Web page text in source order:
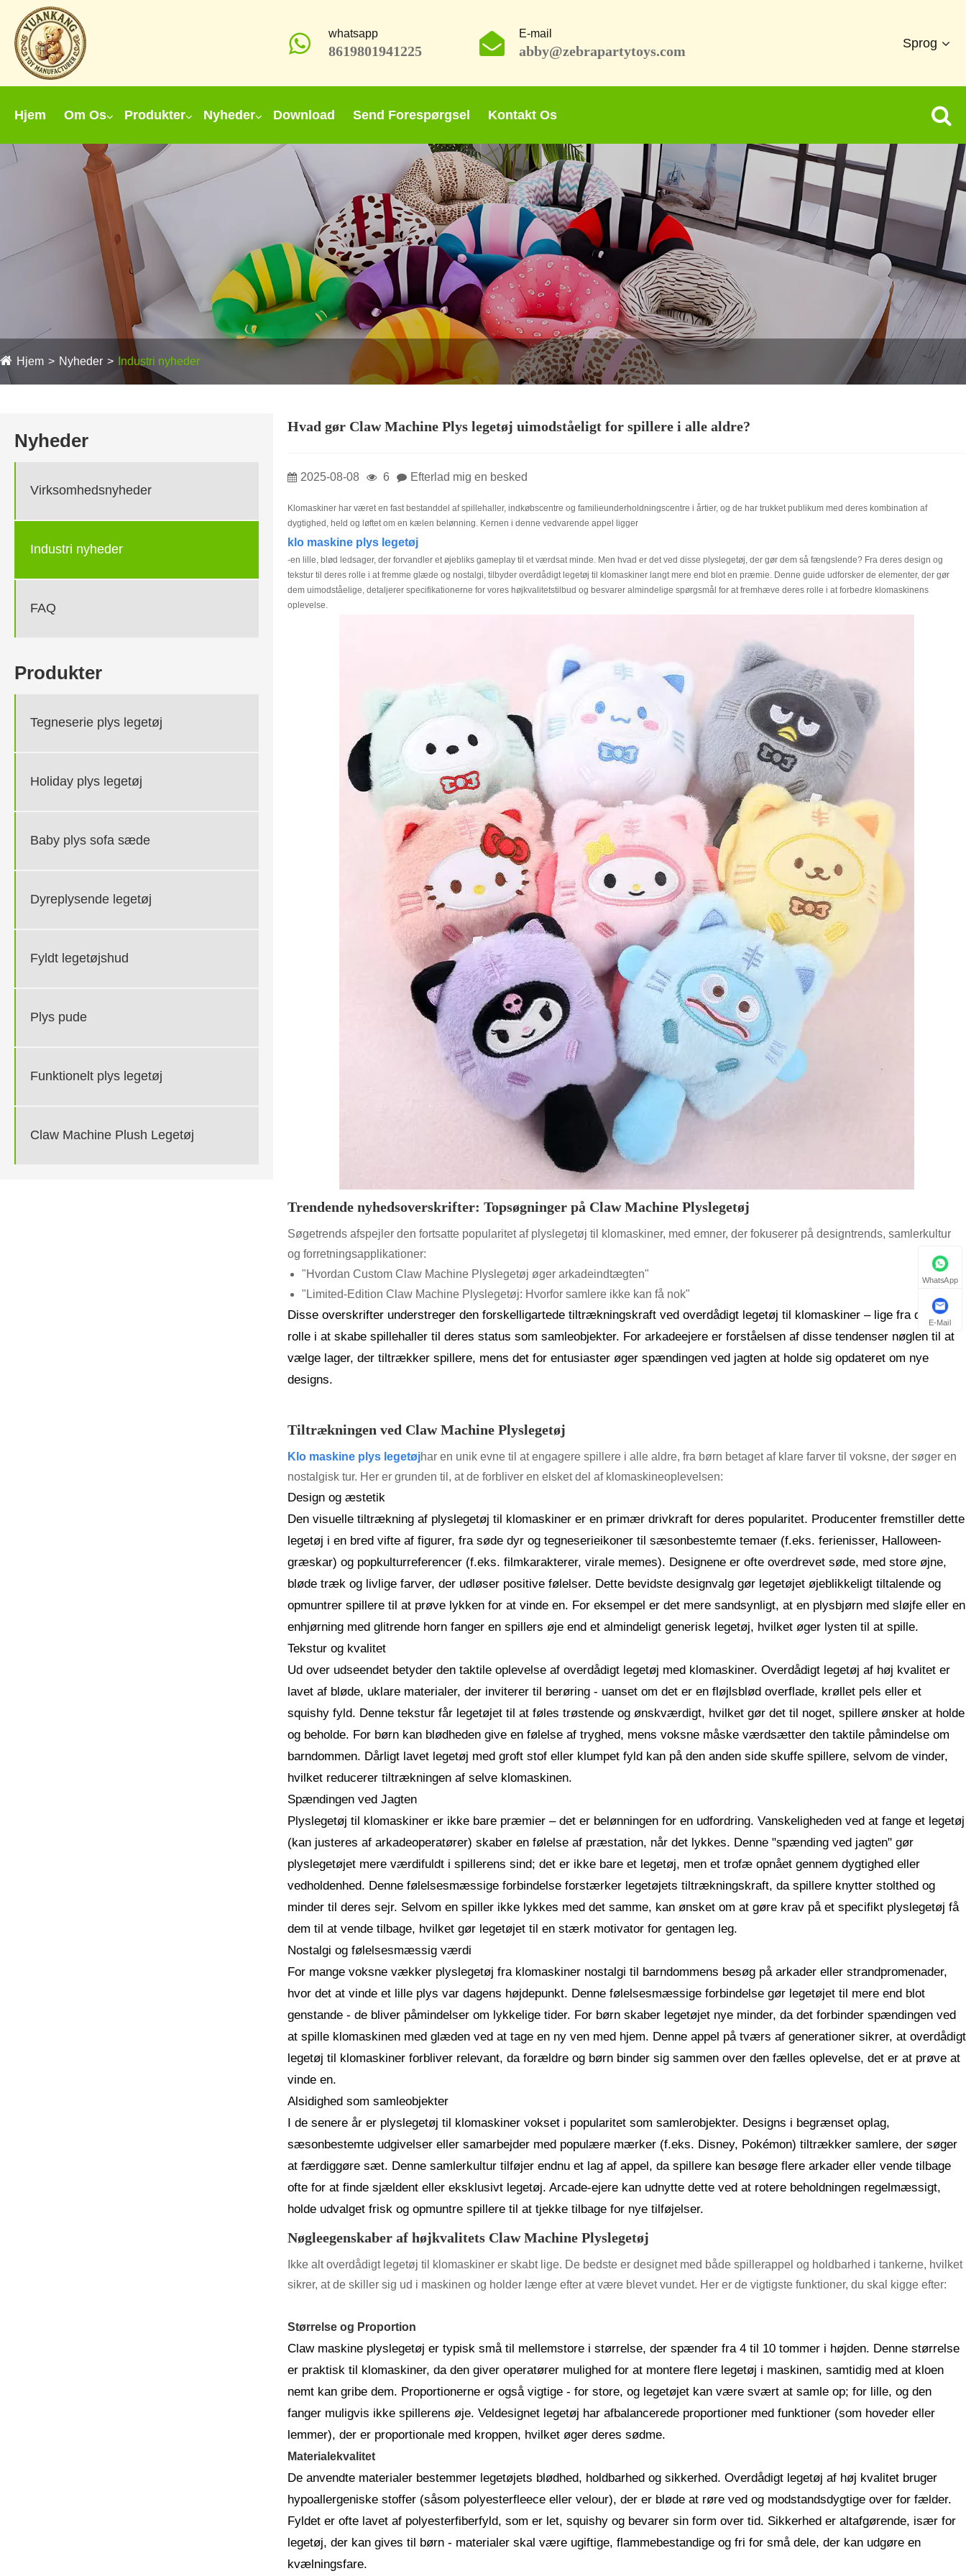
whatsapp
8619801941225
E-mail
abby@zebrapartytoys.com
Sprog
Hjem Om Os Produkter Nyheder Download Send Forespørgsel Kontakt Os
Hjem Nyheder Industri nyheder
Nyheder
Virksomhedsnyheder
Industri nyheder
FAQ
Produkter
Tegneserie plys legetøj
Holiday plys legetøj
Baby plys sofa sæde
Dyreplysende legetøj
Fyldt legetøjshud
Plys pude
Funktionelt plys legetøj
Claw Machine Plush Legetøj
Hvad gør Claw Machine Plys legetøj uimodståeligt for spillere i alle aldre?
2025-08-08 6 Efterlad mig en besked
Klomaskiner har været en fast bestanddel af spillehaller, indkøbscentre og familieunderholdningscentre i årtier, og de har trukket publikum med deres kombination af
dygtighed, held og løftet om en kælen belønning. Kernen i denne vedvarende appel ligger
klo maskine plys legetøj
-en lille, blød ledsager, der forvandler et øjebliks gameplay til et værdsat minde. Men hvad er det ved disse plyslegetøj, der gør dem så fængslende? Fra deres design og
tekstur til deres rolle i at fremme glæde og nostalgi, tilbyder overdådigt legetøj til klomaskiner langt mere end blot en præmie. Denne guide udforsker de elementer, der gør
dem uimodståelige, detaljerer specifikationerne for vores højkvalitetstilbud og besvarer almindelige spørgsmål for at fremhæve deres rolle i at forbedre klomaskinens
oplevelse.
Trendende nyhedsoverskrifter: Topsøgninger på Claw Machine Plyslegetøj
Søgetrends afspejler den fortsatte popularitet af plyslegetøj til klomaskiner, med emner, der fokuserer på designtrends, samlerkultur
og forretningsapplikationer:
"Hvordan Custom Claw Machine Plyslegetøj øger arkadeindtægten"
"Limited-Edition Claw Machine Plyslegetøj: Hvorfor samlere ikke kan få nok"
Disse overskrifter understreger den forskelligartede tiltrækningskraft ved overdådigt legetøj til klomaskiner – lige fra deres
rolle i at skabe spillehaller til deres status som samleobjekter. For arkadeejere er forståelsen af ​​disse tendenser nøglen til at
vælge lager, der tiltrækker spillere, mens det for entusiaster øger spændingen ved jagten at holde sig opdateret om nye
designs.
Tiltrækningen ved Claw Machine Plyslegetøj
Klo maskine plys legetøjhar en unik evne til at engagere spillere i alle aldre, fra børn betaget af klare farver til voksne, der søger en
nostalgisk tur. Her er grunden til, at de forbliver en elsket del af klomaskineoplevelsen:
Design og æstetik
Den visuelle tiltrækning af plyslegetøj til klomaskiner er en primær drivkraft for deres popularitet. Producenter fremstiller dette
legetøj i en bred vifte af figurer, fra søde dyr og tegneserieikoner til sæsonbestemte temaer (f.eks. ferienisser, Halloween-
græskar) og popkulturreferencer (f.eks. filmkarakterer, virale memes). Designene er ofte overdrevet søde, med store øjne,
bløde træk og livlige farver, der udløser positive følelser. Dette bevidste designvalg gør legetøjet øjeblikkeligt tiltalende og
opmuntrer spillere til at prøve lykken for at vinde en. For eksempel er det mere sandsynligt, at en plysbjørn med sløjfe eller en
enhjørning med glitrende horn fanger en spillers øje end et almindeligt generisk legetøj, hvilket øger lysten til at spille.
Tekstur og kvalitet
Ud over udseendet betyder den taktile oplevelse af overdådigt legetøj med klomaskiner. Overdådigt legetøj af høj kvalitet er
lavet af bløde, uklare materialer, der inviterer til berøring - uanset om det er en fløjlsblød overflade, krøllet pels eller et
squishy fyld. Denne tekstur får legetøjet til at føles trøstende og ønskværdigt, hvilket gør det til noget, spillere ønsker at holde
og beholde. For børn kan blødheden give en følelse af tryghed, mens voksne måske værdsætter den taktile påmindelse om
barndommen. Dårligt lavet legetøj med groft stof eller klumpet fyld kan på den anden side skuffe spillere, selvom de vinder,
hvilket reducerer tiltrækningen af ​​selve klomaskinen.
Spændingen ved Jagten
Plyslegetøj til klomaskiner er ikke bare præmier – det er belønningen for en udfordring. Vanskeligheden ved at fange et legetøj
(kan justeres af arkadeoperatører) skaber en følelse af præstation, når det lykkes. Denne "spænding ved jagten" gør
plyslegetøjet mere værdifuldt i spillerens sind; det er ikke bare et legetøj, men et trofæ opnået gennem dygtighed eller
vedholdenhed. Denne følelsesmæssige forbindelse forstærker legetøjets tiltrækningskraft, da spillere knytter stolthed og
minder til deres sejr. Selvom en spiller ikke lykkes med det samme, kan ønsket om at gøre krav på et specifikt plyslegetøj få
dem til at vende tilbage, hvilket gør legetøjet til en stærk motivator for gentagen leg.
Nostalgi og følelsesmæssig værdi
For mange voksne vækker plyslegetøj fra klomaskiner nostalgi til barndommens besøg på arkader eller strandpromenader,
hvor det at vinde et lille plys var dagens højdepunkt. Denne følelsesmæssige forbindelse gør legetøjet til mere end blot
genstande - de bliver påmindelser om lykkelige tider. For børn skaber legetøjet nye minder, da det forbinder spændingen ved
at spille klomaskinen med glæden ved at tage en ny ven med hjem. Denne appel på tværs af generationer sikrer, at overdådigt
legetøj til klomaskiner forbliver relevant, da forældre og børn binder sig sammen over den fælles oplevelse, det er at prøve at
vinde en.
Alsidighed som samleobjekter
I de senere år er plyslegetøj til klomaskiner vokset i popularitet som samlerobjekter. Designs i begrænset oplag,
sæsonbestemte udgivelser eller samarbejder med populære mærker (f.eks. Disney, Pokémon) tiltrækker samlere, der søger
at færdiggøre sæt. Denne samlerkultur tilføjer endnu et lag af appel, da spillere kan besøge flere arkader eller vende tilbage
ofte for at finde sjældent eller eksklusivt legetøj. Arcade-ejere kan udnytte dette ved at rotere beholdningen regelmæssigt,
holde udvalget frisk og opmuntre spillere til at tjekke tilbage for nye tilføjelser.
Nøgleegenskaber af højkvalitets Claw Machine Plyslegetøj
Ikke alt overdådigt legetøj til klomaskiner er skabt lige. De bedste er designet med både spillerappel og holdbarhed i tankerne, hvilket
sikrer, at de skiller sig ud i maskinen og holder længe efter at være blevet vundet. Her er de vigtigste funktioner, du skal kigge efter:
Størrelse og Proportion
Claw maskine plyslegetøj er typisk små til mellemstore i størrelse, der spænder fra 4 til 10 tommer i højden. Denne størrelse
er praktisk til klomaskiner, da den giver operatører mulighed for at montere flere legetøj i maskinen, samtidig med at kloen
nemt kan gribe dem. Proportionerne er også vigtige - for store, og legetøjet kan være svært at samle op; for lille, og den
fanger muligvis ikke spillerens øje. Veldesignet legetøj har afbalancerede proportioner med funktioner (som hoveder eller
lemmer), der er proportionale med kroppen, hvilket øger deres sødme.
Materialekvalitet
De anvendte materialer bestemmer legetøjets blødhed, holdbarhed og sikkerhed. Overdådigt legetøj af høj kvalitet bruger
hypoallergeniske stoffer (såsom polyesterfleece eller velour), der er bløde at røre ved og modstandsdygtige over for fælder.
Fyldet er ofte lavet af polyesterfiberfyld, som er let, squishy og bevarer sin form over tid. Sikkerhed er altafgørende, især for
legetøj, der kan gives til børn - materialer skal være ugiftige, flammebestandige og fri for små dele, der kan udgøre en
kvælningsfare.
WhatsApp
E-Mail